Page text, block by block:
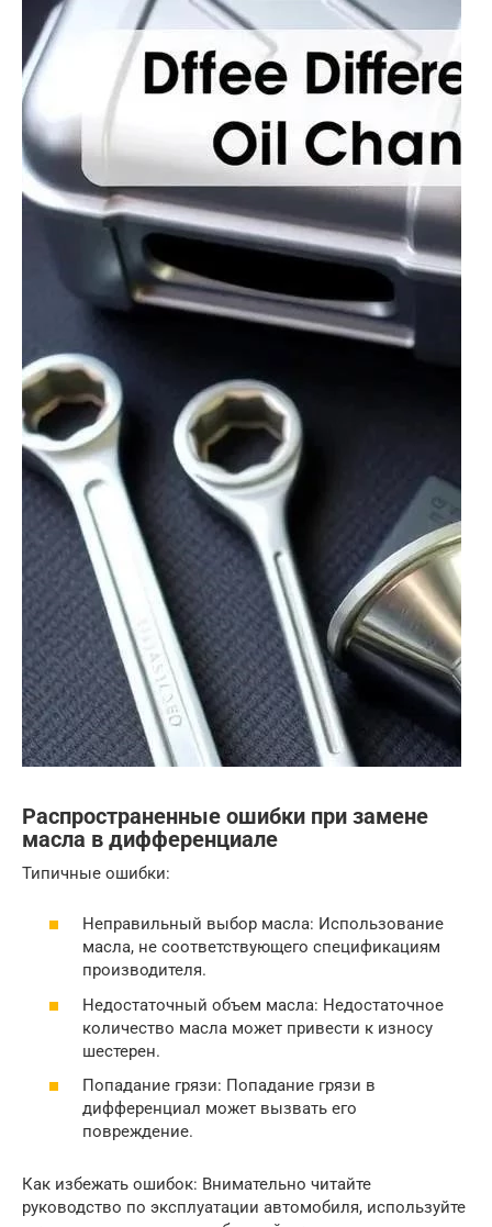
Распространенные ошибки при замене
масла в дифференциале
Типичные ошибки:
Неправильный выбор масла: Использование
масла, не соответствующего спецификациям
производителя.
Недостаточный объем масла: Недостаточное
количество масла может привести к износу
шестерен.
Попадание грязи: Попадание грязи в
дифференциал может вызвать его
повреждение.
Как избежать ошибок: Внимательно читайте
руководство по эксплуатации автомобиля, используйте